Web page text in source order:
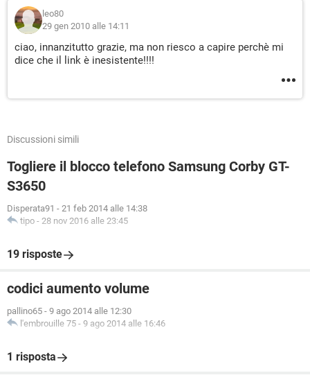
leo80
29 gen 2010 alle 14:11
ciao, innanzitutto grazie, ma non riesco a capire perchè mi
dice che il link è inesistente!!!!
Discussioni simili
Togliere il blocco telefono Samsung Corby GT-
S3650
Disperata91 - 21 feb 2014 alle 14:38
tipo - 28 nov 2016 alle 23:45
19 risposte
codici aumento volume
pallino65 - 9 ago 2014 alle 12:30
l'embrouille 75 - 9 ago 2014 alle 16:46
1 risposta